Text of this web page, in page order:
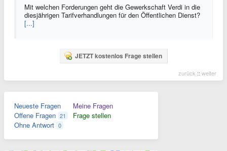
Mit welchen Forderungen geht die Gewerkschaft Verdi in die
diesjährigen Tarifverhandlungen für den Öffentlichen Dienst?
[...]
JETZT kostenlos Frage stellen
zurück :: weiter
Neueste Fragen
Offene Fragen 21
Ohne Antwort 0
Meine Fragen
Frage stellen